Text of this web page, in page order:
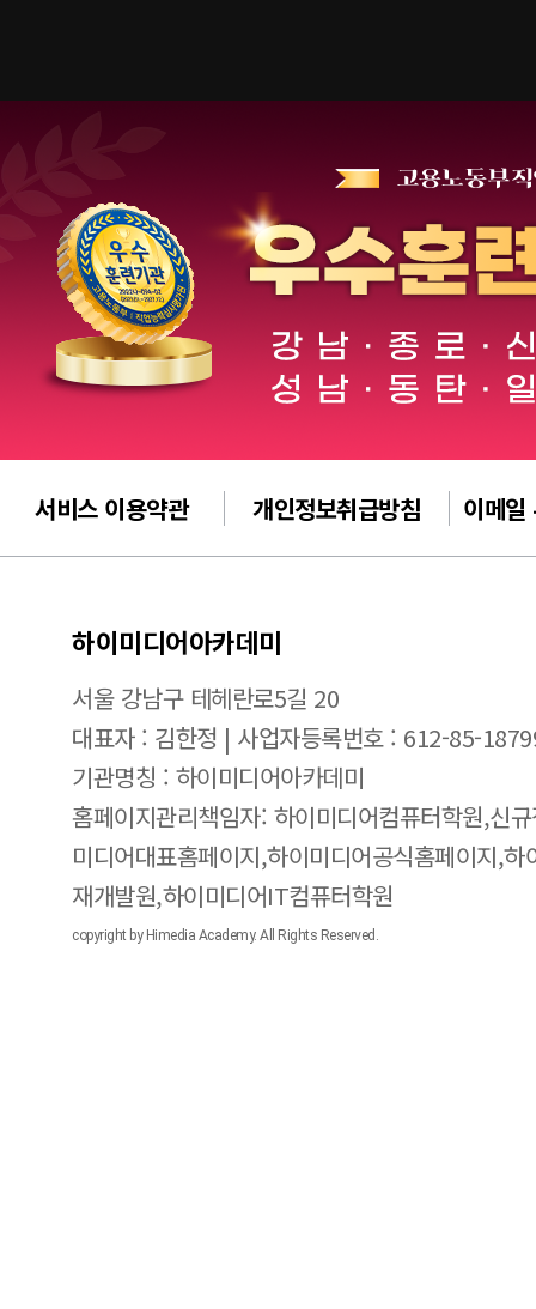
서비스 이용약관 개인정보취급방침 이메일
하이미디어아카데미
서울 강남구 테헤란로5길 20
대표자 : 김한정 | 사업자등록번호 : 612-85-
기관명칭 : 하이미디어아카데미
홈페이지관리책임자: 하이미디어컴퓨터학원,신
미디어대표홈페이지,하이미디어공식홈페이지,
재개발원,하이미디어IT컴퓨터학원
copyright by Himedia Academy. All Rights Reserved.